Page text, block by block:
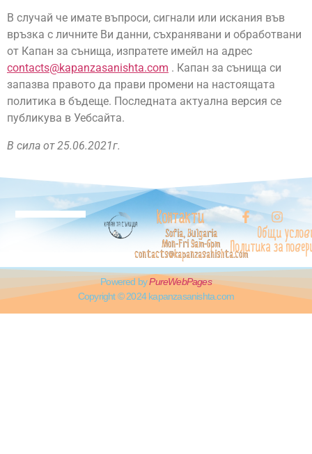
В случай че имате въпроси, сигнали или искания във
връзка с личните Ви данни, съхранявани и обработвани
от Капан за сънища, изпратете имейл на адрес
contacts@kapanzasanishta.com . Капан за сънища си
запазва правото да прави промени на настоящата
политика в бъдеще. Последната актуална версия се
публикува в Уебсайта.
В сила от 25.06.2021г.
Контакти
Sofia, Bulgaria
Mon-Fri 9am-6pm
contacts@kapanzasanishta.com
Общи
Политика за
Copyright © 2024 kapanzasanishta.com
Powered byPureWebPages